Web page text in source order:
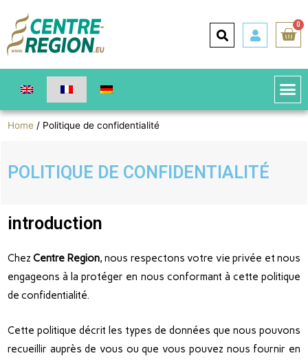
0
Home / Politique de confidentialité
POLITIQUE DE CONFIDENTIALITÉ
introduction
ChezCentre Region, nous respectons votre vie privée et nous
engageons à la protéger en nous conformant à cette politique
de confidentialité.
Cette politique décrit les types de données que nous pouvons
recueillir auprès de vous ou que vous pouvez nous fournir en